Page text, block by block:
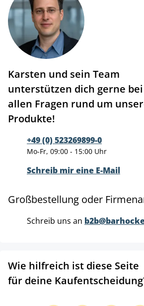
Karsten und sein Team
unterstützen dich gerne bei
allen Fragen rund um
Produkte!
+49 (0) 523269899-0
Mo-Fr, 09:00 - 15:00 Uhr
Schreib mir eine E-Mail
Großbestellung oder
Schreib uns an
Wie hilfreich ist diese Seite
für deine